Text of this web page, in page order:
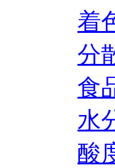
着
分
食
水
酸